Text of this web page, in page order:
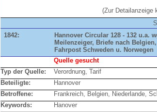
(Zur Detailanzeige
1842:
Hannover Circular 128 - 132 u.a.
Meilenzeiger, Briefe nach
Fahrpost Schweden u. Norwegen
Quelle gesucht
Typ der Quelle:
Verordnung, Tarif
Beteiligte:
Hannover
Betroffene:
Frankreich, Belgien, Niederlande,
Keywords:
Hanover